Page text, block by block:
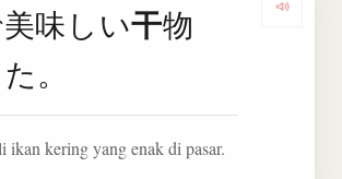
味しい干物
。
ikan kering yang enak di pasar.